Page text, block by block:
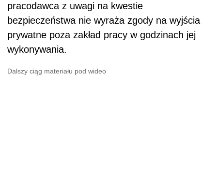
pracodawca z uwagi na kwestie
bezpieczeństwa nie wyraża zgody na wyjścia
prywatne poza zakład pracy w godzinach jej
wykonywania.
Dalszy ciąg materiału pod wideo